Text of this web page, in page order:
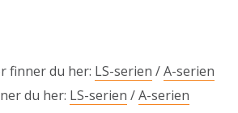
finner du her: LS-serien /A-serien
du her: LS-serien /A-serien